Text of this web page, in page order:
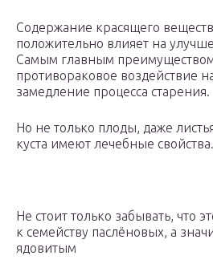
Содержание красящего
положительно влияет на
Самым главным преимуществом
противораковое воздействие
замедление процесса старения.
Но не только плоды, даже
куста имеют лечебные свойства.
Не стоит только забывать, что
к семейству паслёновых, а
ядовитым